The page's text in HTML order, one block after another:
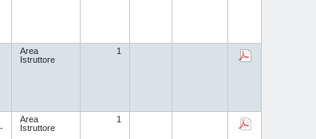
Area
Istruttore
1
Area
Istruttore
1